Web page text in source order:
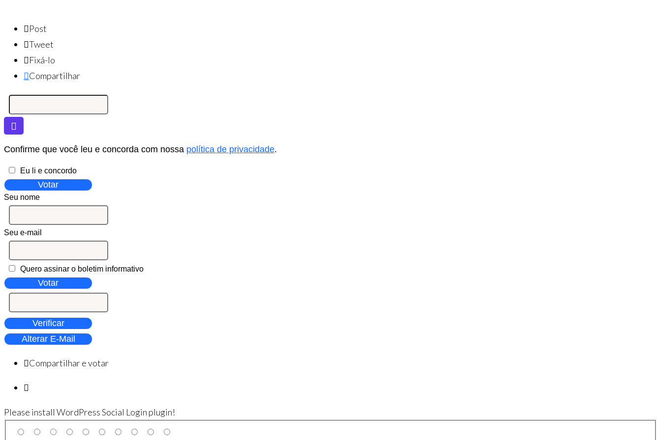
Post
Tweet
Fixá-lo
Compartilhar
Confirme que você leu e concorda com nossa política de privacidade.
Eu li e concordo
Votar
Seu nome
Seu e-mail
Quero assinar o boletim informativo
Votar
Verificar
Alterar E-Mail
Compartilhar e votar
Please install WordPress Social Login plugin!